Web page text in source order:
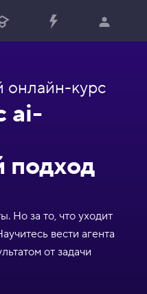
онлайн-курс
ai-
Но за то, что уходит
вести агента
от задачи